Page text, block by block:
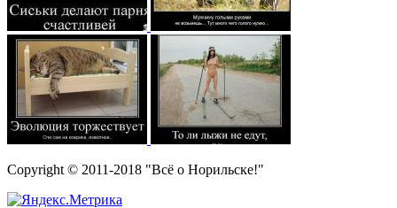
Copyright © 2011-2018 "Всё о Норильске!"